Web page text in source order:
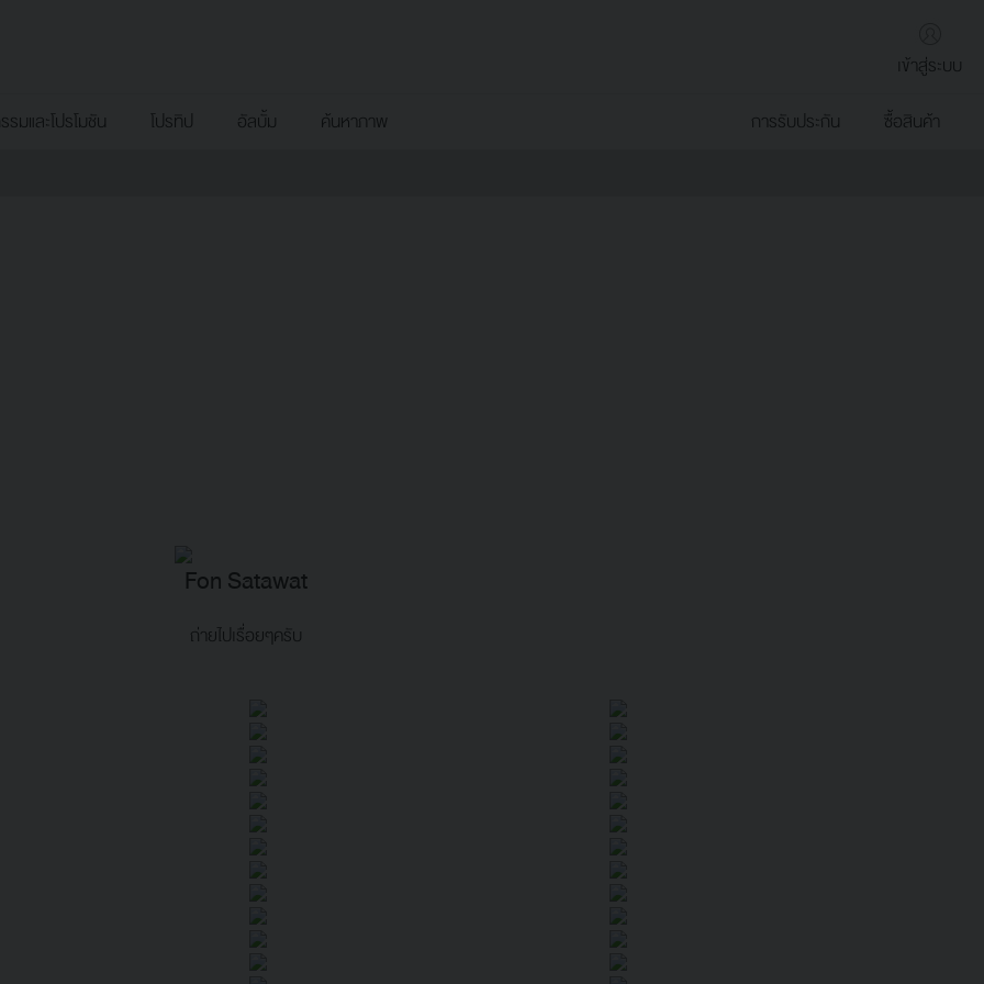
เข้าสู่ระบบ
รมและโปรโมชัน โปรทิป อัลบั้ม ค้นหาภาพ การรับประกัน ซื้อสินค้า
Fon Satawat
ถ่ายไปเรื่อยๆครับ
โดย Fon Satawat
2018/04/15 00:33:00
จำนวนผู้ชม: 219
โดย Fon Satawat
2018/03/31 01:00:20
จำนวนผู้ชม: 90
โดย Fon Satawat
2018/03/30 17:03:53
จำนวนผู้ชม: 354
โดย Fon Satawat
2018/03/30 16:57:15
จำนวนผู้ชม: 51
โดย Fon Satawat
2018/03/30 16:46:45
จำนวนผู้ชม: 2
โดย Fon Satawat
2018/03/30 16:44:37
จำนวนผู้ชม: 4
โดย Fon Satawat
2017/10/19 02:06:08
จำนวนผู้ชม: 44
โดย Fon Satawat
2017/10/19 01:58:37
จำนวนผู้ชม: 338
โดย Fon Satawat
2017/06/02 17:14:17
จำนวนผู้ชม: 46
โดย Fon Satawat
2017/05/30 08:41:20
จำนวนผู้ชม: 65
โดย Fon Satawat
2017/05/30 08:41:10
จำนวนผู้ชม: 54
โดย Fon Satawat
2017/05/30 08:41:06
จำนวนผู้ชม: 54
โดย Fon Satawat
2017/05/28 22:41:20
โดย Fon Satawat
2017/05/28 22:41:17
โดย Fon Satawat
2017/05/18 01:50:24
โดย Fon Satawat
2017/05/13 04:06:50
โดย Fon Satawat
2017/05/13 04:06:37
โดย Fon Satawat
2017/05/09 15:04:28
โดย Fon Satawat
2017/04/24 11:13:10
โดย Fon Satawat
2017/04/24 11:09:17
โดย Fon Satawat โดย Fon Satawat